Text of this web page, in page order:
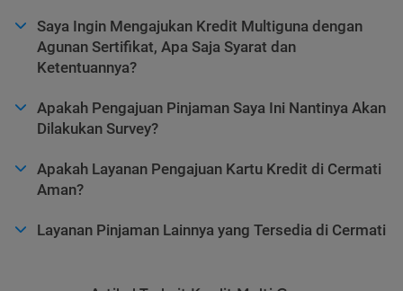
Saya Ingin Mengajukan Kredit Multiguna dengan
Agunan Sertifikat, Apa Saja Syarat dan
Ketentuannya?
Apakah Pengajuan Pinjaman Saya Ini Nantinya Akan
Dilakukan Survey?
Apakah Layanan Pengajuan Kartu Kredit di Cermati
Aman?
Layanan Pinjaman Lainnya yang Tersedia di Cermati